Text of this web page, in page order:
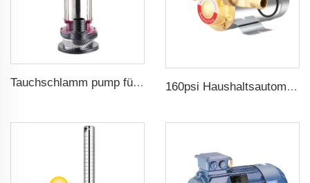
Tauchschlamm pump für schmutziges Wasser 160psi Haushaltsautomatische Boosterwasserpumpe